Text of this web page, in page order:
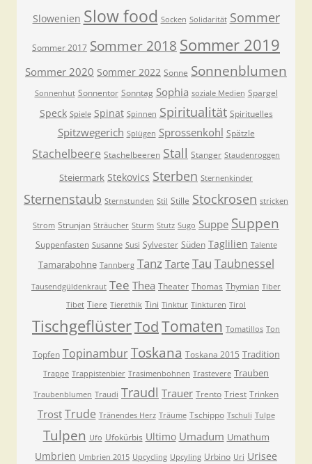
Slowenien Slow food Socken Solidarität Sommer
Sommer 2017 Sommer 2018 Sommer 2019
Sommer 2020 Sommer 2022 Sonne Sonnenblumen
Sonnenhut Sonnentor Sonntag Sophia soziale Medien Spargel
Speck Spiele Spinat Spinnen Spiritualität Spirituelles
Spitzwegerich Splügen Sprossenkohl Spätzle
Stachelbeere Stachelbeeren Stall Stanger Staudenroggen
Steiermark Stekovics Sterben Sternenkinder
Sternenstaub Sternstunden Stil Stille Stockrosen stricken
Strom Strunjan Sträucher Sturm Stutz Sugo Suppe Suppen
Suppenfasten Susanne Susi Sylvester Süden Taglilien Talente
Tamarabohne Tannberg Tanz Tarte Tau Taubnessel
Tausendgüldenkraut Tee Thea Theater Thomas Thymian Tiber
Tibet Tiere Tierethik Tini Tinktur Tinkturen Tirol
TischgeflüsterTodTomaten Tomatillos Ton
Topfen Topinambur Toskana Toskana 2015 Tradition
Trappe Trappistenbier Trasimenbohnen Trastevere Trauben
Traubenblumen Traudi Traudl Trauer Trento Triest Trinken
Trost Trude Tränendes Herz Träume Tschippo Tschuli Tulpe
Tulpen Ufo Ufokürbis Ultimo Umadum Umathum
Umbrien Umbrien 2015 Upcycling Upcyling Urbino Uri Urisee